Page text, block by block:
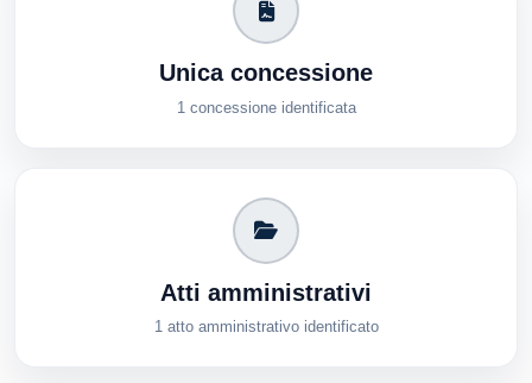
Unica concessione
1 concessione identificata
Atti amministrativi
1 atto amministrativo identificato